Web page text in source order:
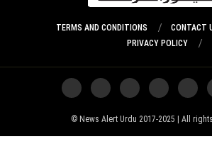
CONTACT
TERMS AND CONDITIONS
PRIVACY POLICY
News Alert Urdu 2017-2025 | All rights